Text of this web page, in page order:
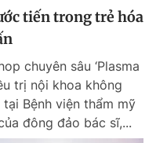
cấp ngày 24.3.2020
Niên. Cấm sao chép
thuận bằng văn bản.
tiến trong trẻ hóa
chuyên sâu ‘Plasma
trị nội khoa không
tại Bệnh viện thẩm mỹ
đông đảo bác sĩ,...